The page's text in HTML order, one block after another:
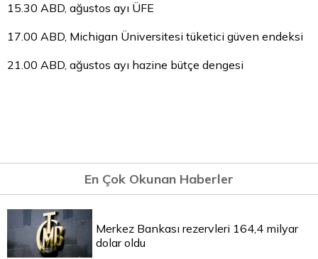
15.30 ABD, ağustos ayı ÜFE
17.00 ABD, Michigan Üniversitesi tüketici güven endeksi
21.00 ABD, ağustos ayı hazine bütçe dengesi
En Çok Okunan Haberler
Merkez Bankası rezervleri 164,4 milyar
dolar oldu